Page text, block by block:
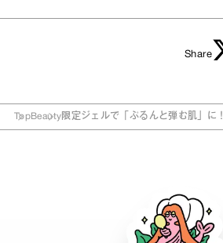
Share
TopBeauty限定ジェルで「ぷるんと弾む肌」